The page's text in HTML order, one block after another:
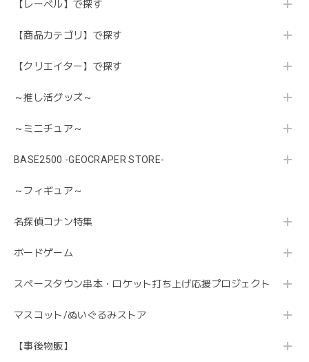
【レーベル】で探す
【商品カテゴリ】で探す
【クリエイター】で探す
～推し活グッズ～
～ミニチュア～
BASE2500 -GEOCRAPER STORE-
～フィギュア～
名探偵コナン特集
ボードゲーム
スペースタウン串本・ロケット打ち上げ応援プロジェクト
マスコット/ぬいぐるみストア
【事後物販】